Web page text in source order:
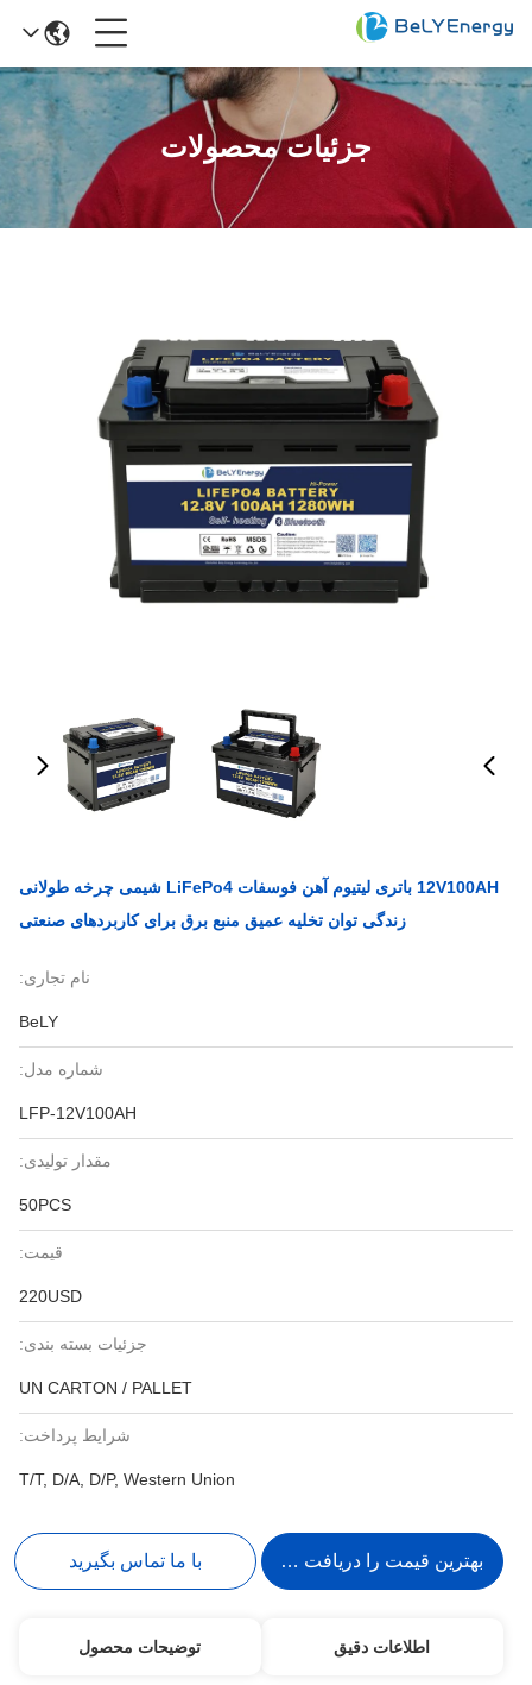
جزئیات محصولات
12V100AH باتری لیتیوم آهن فوسفات LiFePo4 شیمی چرخه طولانی
زندگی توان تخلیه عمیق منبع برق برای کاربردهای صنعتی
نام تجاری:
BeLY
شماره مدل:
LFP-12V100AH
مقدار تولیدی:
50PCS
قیمت:
220USD
جزئیات بسته بندی:
UN CARTON / PALLET
شرایط پرداخت:
T/T, D/A, D/P, Western Union
بهترین قیمت را دریافت کنید با ما تماس بگیرید
اطلاعات دقیق توضیحات محصول